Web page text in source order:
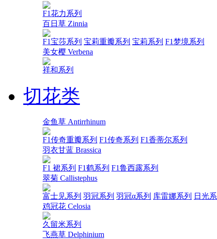
F1花力系列
百日草 Zinnia
F1宝莎系列 宝莉重瓣系列 宝莉系列 F1梦境系列
美女樱 Verbena
祥和系列
切花类
金鱼草 Antirrhinum
F1传奇重瓣系列 F1传奇系列 F1香蒂尔系列
羽衣甘蓝 Brassica
F1 裙系列 F1鹤系列 F1鲁西露系列
翠菊 Callistephus
富士见系列 羽冠系列 羽冠α系列 库雷娜系列
日光
鸡冠花 Celosia
久留米系列
飞燕草 Delphinium